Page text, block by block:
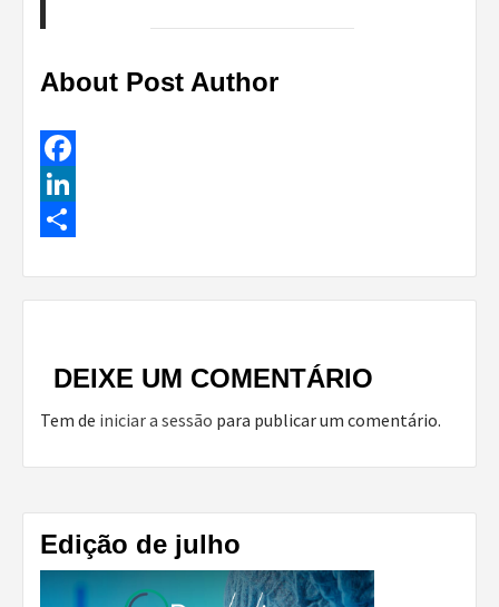
About Post Author
Facebook
LinkedIn
Reading
DEIXE UM COMENTÁRIO
Tem de iniciar a sessão para publicar um comentário.
Edição de julho